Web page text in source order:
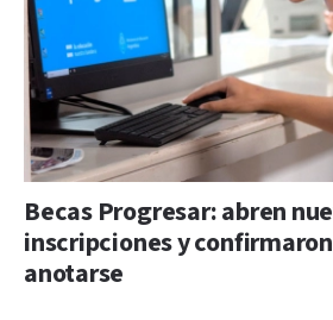
Becas Progresar: abren
inscripciones y
anotarse